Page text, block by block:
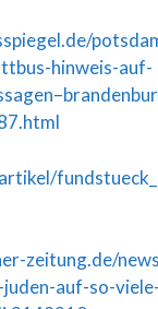
hinweis-auf-
zeitung.de/
auf-so-